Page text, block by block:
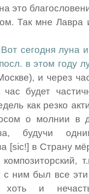
это
Так мне Лавра
Вот сегодня луна
в этом году
и через
будет
как резко
о молнии в
будучи
[sic!] в Страну
с ним был все
хоть и